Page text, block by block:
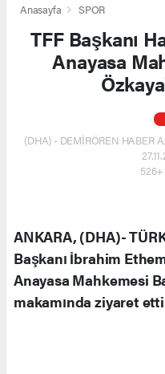
Anasayfa SPOR
TFF Başkanı
Anayasa
(DHA) - DEMİRÖREN HABER
ANKARA, (DHA)-
Başkanı İbrahim
Anayasa Mahkemesi
makamında ziyaret